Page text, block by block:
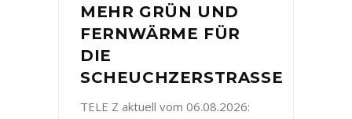
MEHR GRÜN UND
FERNWÄRME FÜR
DIE
SCHEUCHZERSTRASSE
TELE Z aktuell vom 06.08.2026: